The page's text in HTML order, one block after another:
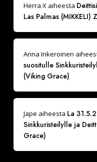
Herra Xaiheesta
Las Palmas (MIKKELI)
Anna Inkeroinen
suositulle
(Viking Grace)
Jape aiheesta La
Sinkkuristeilylle ja
Grace)